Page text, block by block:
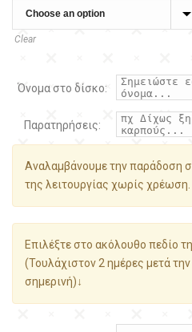
Clear
Όνομα στο δίσκο:
Παρατηρήσεις:
Αναλαμβάνουμε την παράδοση
της λειτουργίας χωρίς χρέωση.
Επιλέξτε στο ακόλουθο πεδίο
(Τουλάχιστον 2 ημέρες μετά
σημερινή)↓